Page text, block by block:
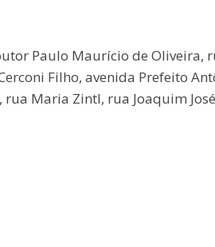
Paulo Maurício de Oliveira,
Filho, avenida Prefeito
Maria Zintl, rua Joaquim